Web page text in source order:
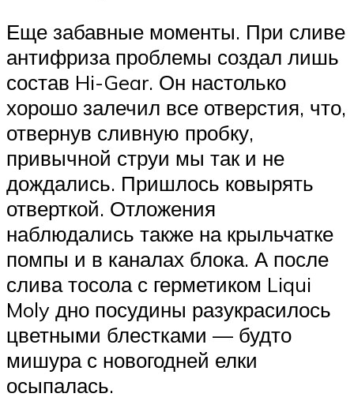
Еще забавные моменты. При сливе
антифриза проблемы создал лишь
состав Hi-Gear. Он настолько
хорошо залечил все отверстия, что,
отвернув сливную пробку,
привычной струи мы так и не
дождались. Пришлось ковырять
отверткой. Отложения
наблюдались также на крыльчатке
помпы и в каналах блока. А после
слива тосола с герметиком Liqui
Moly дно посудины разукрасилось
цветными блестками — будто
мишура с новогодней елки
осыпалась.